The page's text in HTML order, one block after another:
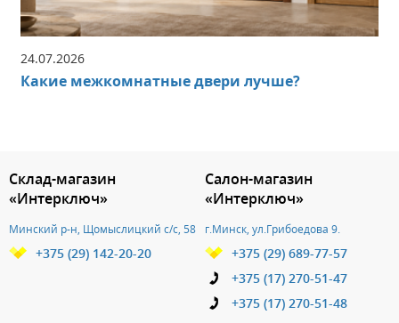
24.07.2026
Какие межкомнатные двери лучше?
Склад-магазин
«Интерключ»
Минский р-н, Щомыслицкий с/с, 58
+375 (29) 142-20-20
Салон-магазин
«Интерключ»
г.Минск, ул.Грибоедова 9.
+375 (29) 689-77-57
+375 (17) 270-51-47
+375 (17) 270-51-48